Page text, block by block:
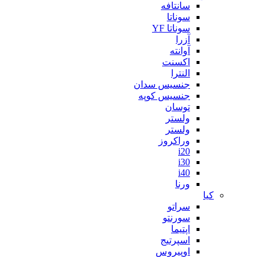
سانتافه
سوناتا
سوناتا YF
آزرا
آوانته
اکسنت
النترا
جنسیس سدان
جنسیس کوپه
توسان
ولستر
ولستر
وراکروز
i20
i30
i40
ورنا
کیا
سراتو
سورنتو
اپتیما
اسپرتیج
اوپیروس